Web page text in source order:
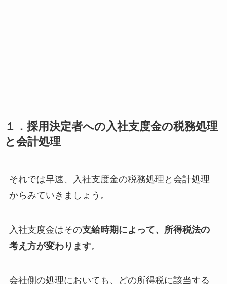
１．採用決定者への入社支度金の税務処理
と会計処理
それでは早速、入社支度金の税務処理と会計処理
からみていきましょう。
入社支度金はその支給時期によって、所得税法の
考え方が変わります。
会社側の処理においても、どの所得税に該当する